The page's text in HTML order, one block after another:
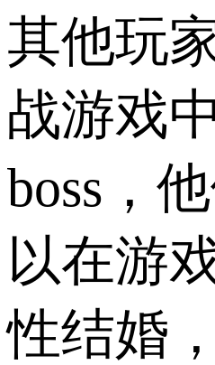
其他玩
战游戏
boss，
以在游
性结婚